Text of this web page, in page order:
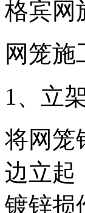
格宾网
网笼施
1、立
将网笼
边立起
镀锌损